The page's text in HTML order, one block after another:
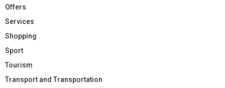
Offers
Services
Shopping
Sport
Tourism
Transport and Transportation